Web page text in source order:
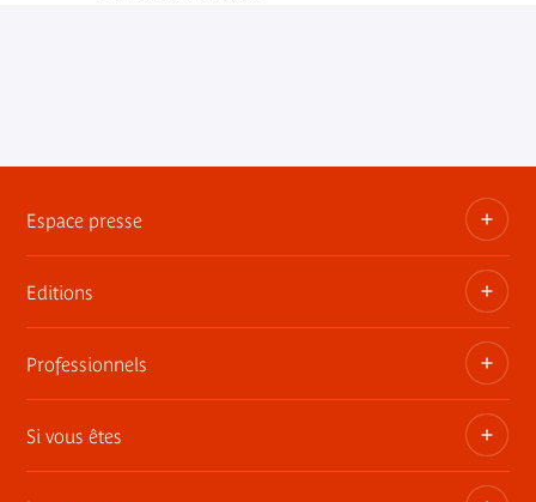
Espace presse
Dossiers, communiqués, bandes annonces
Contact presse
Editions
Les publications du musée
Professionnels
Privatisez les espaces
Si vous êtes